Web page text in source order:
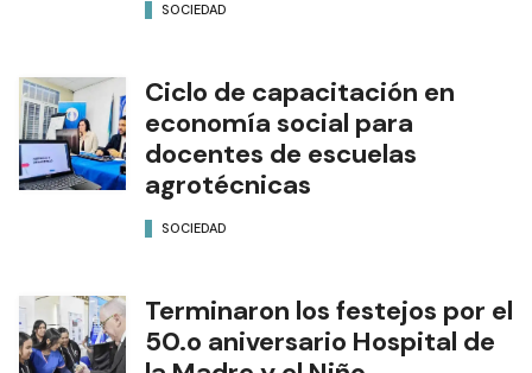
SOCIEDAD
Ciclo de capacitación en
economía social para
docentes de escuelas
agrotécnicas
SOCIEDAD
Terminaron los festejos por el
50.o aniversario Hospital de